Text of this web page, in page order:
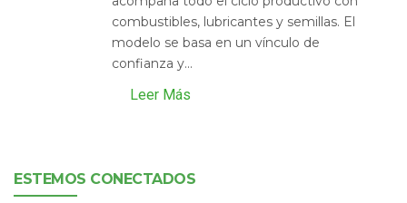
combustibles, lubricantes y semillas. El
modelo se basa en un vínculo de
confianza y...
Leer Más
ESTEMOS CONECTADOS